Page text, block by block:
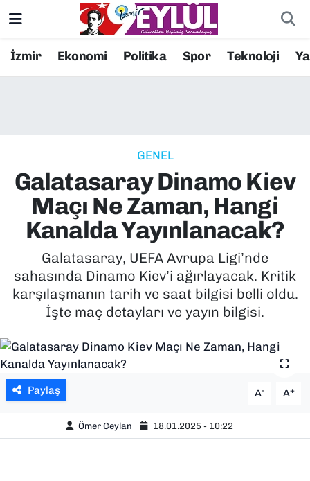
İzmir Ekonomi Politika Spor Teknoloji
GENEL
Galatasaray Dinamo Kiev
Maçı Ne Zaman, Hangi
Kanalda Yayınlanacak?
Galatasaray, UEFA Avrupa Ligi’nde
sahasında Dinamo Kiev’i ağırlayacak. Kritik
karşılaşmanın tarih ve saat bilgisi belli oldu.
İşte maç detayları ve yayın bilgisi.
Paylaş A- A+
Ömer Ceylan 18.01.2025 - 10:22
Resmi İlanlar
EKONOMİ
KÜLTÜR SANAT
MAGAZİN
POLİTİKA
SPOR
YAŞAM
Konak Nöbetçi Eczaneler
Süper Lig Puan Durumu ve Fikstür
Tüm Manşetler
Son Dakika Haberleri
Haber Arşivi